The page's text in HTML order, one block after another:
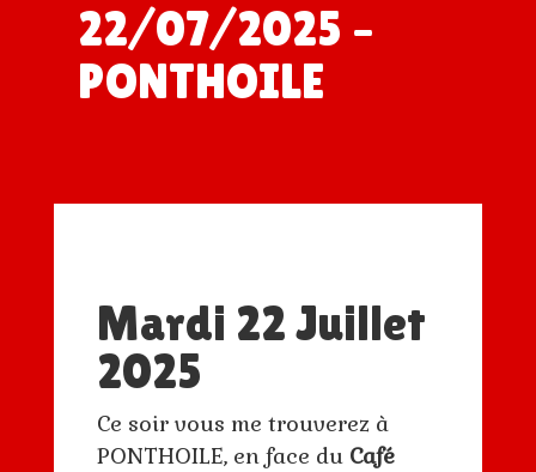
22/07/2025 –
PONTHOILE
Mardi 22 Juillet
2025
Ce soir vous me trouverez à
PONTHOILE, en face du Café